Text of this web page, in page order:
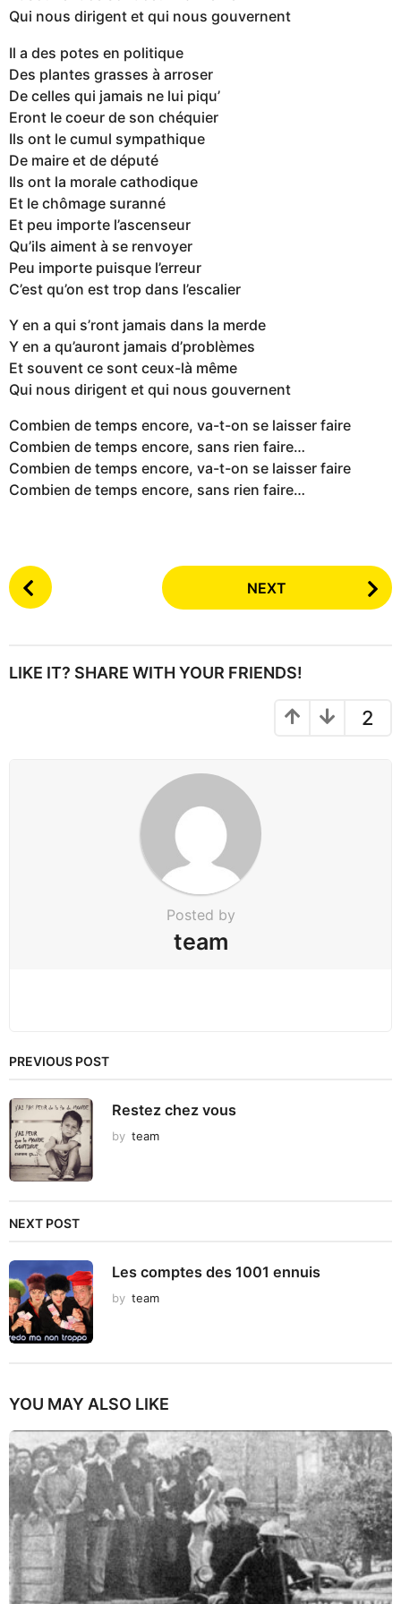
Qui nous dirigent et qui nous gouvernent
Il a des potes en politique
Des plantes grasses à arroser
De celles qui jamais ne lui piqu’
Eront le coeur de son chéquier
Ils ont le cumul sympathique
De maire et de député
Ils ont la morale cathodique
Et le chômage suranné
Et peu importe l’ascenseur
Qu’ils aiment à se renvoyer
Peu importe puisque l’erreur
C’est qu’on est trop dans l’escalier
Y en a qui s’ront jamais dans la merde
Y en a qu’auront jamais d’problèmes
Et souvent ce sont ceux-là même
Qui nous dirigent et qui nous gouvernent
Combien de temps encore, va-t-on se laisser faire
Combien de temps encore, sans rien faire…
Combien de temps encore, va-t-on se laisser faire
Combien de temps encore, sans rien faire…
P
o
P
NEXT
LIKE IT? SHARE WITH YOUR FRIENDS!
2
Posted by
team
PREVIOUS POST
Restez chez vous
by team
NEXT POST
Les comptes des 1001 ennuis
by team
YOU MAY ALSO LIKE